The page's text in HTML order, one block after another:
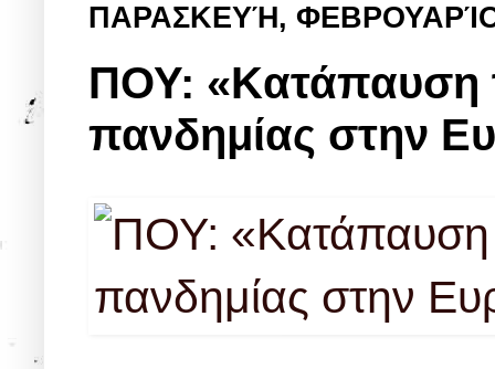
ΠΑΡΑΣΚΕΥΉ,
ΠΟΥ: «Kατάπαυση
πανδημίας στην